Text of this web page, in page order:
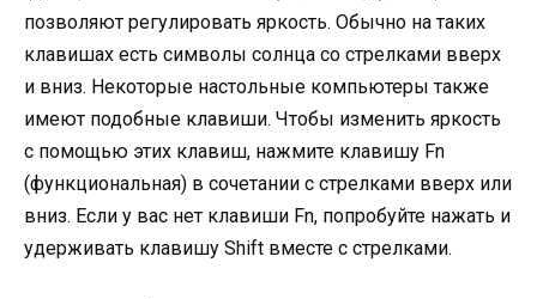
позволяют регулировать яркость. Обычно на таких
клавишах есть символы солнца со стрелками вверх
и вниз. Некоторые настольные компьютеры также
имеют подобные клавиши. Чтобы изменить яркость
с помощью этих клавиш, нажмите клавишу Fn
(функциональная) в сочетании с стрелками вверх или
вниз. Если у вас нет клавиши Fn, попробуйте нажать и
удерживать клавишу Shift вместе с стрелками.